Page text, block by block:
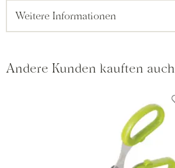
Weitere Informationen
Andere Kunden kauften auch